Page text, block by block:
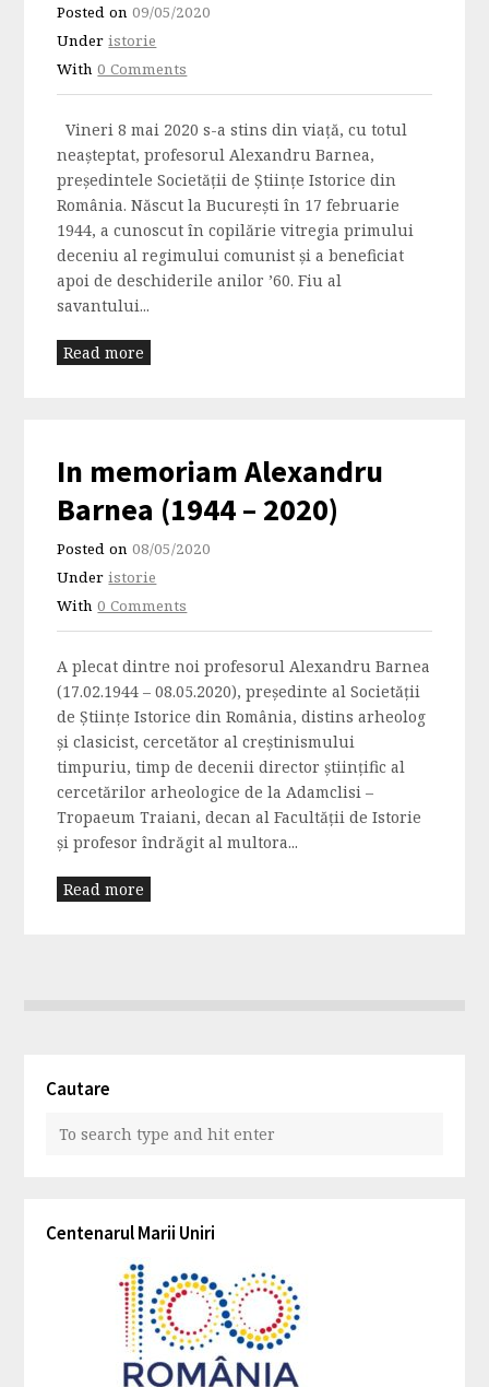
Posted on09/05/2020
Underistorie
With0 Comments
Vineri 8 mai 2020 s-a stins din viață, cu totul
neașteptat, profesorul Alexandru Barnea,
președintele Societății de Științe Istorice din
România. Născut la Bucureşti în 17 februarie
1944, a cunoscut în copilărie vitregia primului
deceniu al regimului comunist și a beneficiat
apoi de deschiderile anilor ’60. Fiu al
savantului...
Read more
In memoriam Alexandru
Barnea (1944 – 2020)
Posted on08/05/2020
Underistorie
With0 Comments
A plecat dintre noi profesorul Alexandru Barnea
(17.02.1944 – 08.05.2020), președinte al Societății
de Științe Istorice din România, distins arheolog
și clasicist, cercetător al creștinismului
timpuriu, timp de decenii director științific al
cercetărilor arheologice de la Adamclisi –
Tropaeum Traiani, decan al Facultății de Istorie
și profesor îndrăgit al multora...
Read more
Cautare
Centenarul Marii Uniri